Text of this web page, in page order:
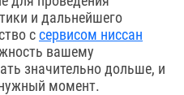
и дальнейшего
ссервисом ниссан
вашему
значительно дольше, и
момент.